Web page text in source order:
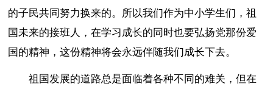
的子民共同努力换来的。所以我们作为中小学生们，祖
国未来的接班人，在学习成长的同时也要弘扬党那份爱
国的精神，这份精神将会永远伴随我们成长下去。
祖国发展的道路总是面临着各种不同的难关，但在